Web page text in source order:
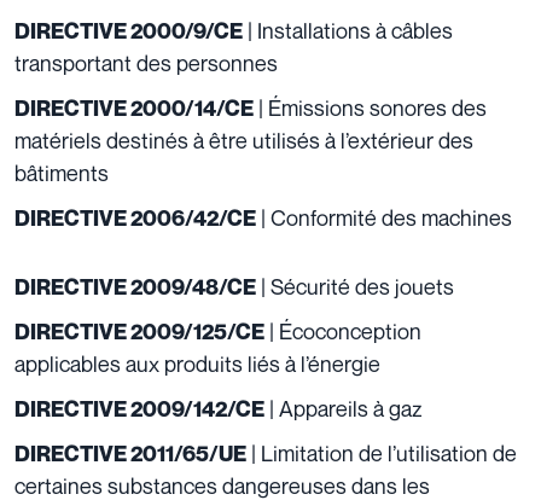
DIRECTIVE 2000/9/CE | Installations à câbles
transportant des personnes
DIRECTIVE 2000/14/CE | Émissions sonores des
matériels destinés à être utilisés à l’extérieur des
bâtiments
DIRECTIVE 2006/42/CE | Conformité des machines
DIRECTIVE 2009/48/CE | Sécurité des jouets
DIRECTIVE 2009/125/CE | Écoconception
applicables aux produits liés à l’énergie
DIRECTIVE 2009/142/CE | Appareils à gaz
DIRECTIVE 2011/65/UE | Limitation de l’utilisation de
certaines substances dangereuses dans les